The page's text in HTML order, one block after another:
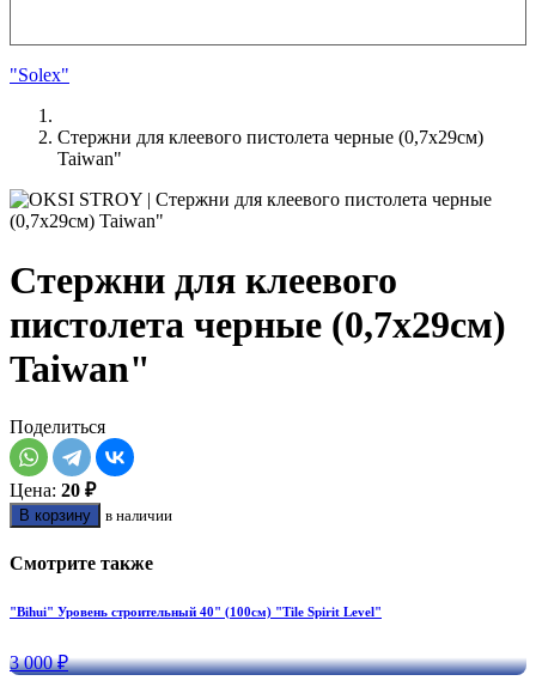
"Solex"
Стержни для клеевого пистолета черные (0,7х29см)
Taiwan"
Стержни для клеевого
пистолета черные (0,7х29см)
Taiwan"
Поделиться
Цена: 20 ₽
В корзину в наличии
Смотрите также
"Bihui" Уровень строительный 40" (100см) "Tile Spirit Level"
3 000 ₽